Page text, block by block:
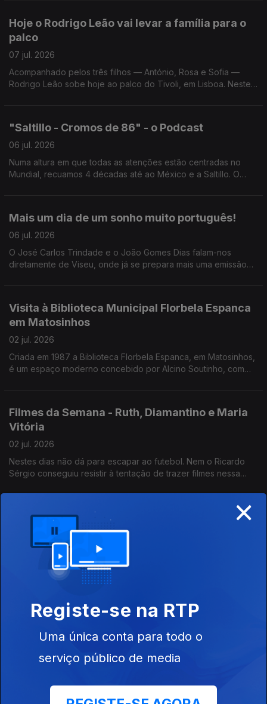
Hoje o Rodrigo Leão vai levar a família para o
palco
07 jul. 2026
Acompanhado pelos três filhos — António, Rosa e Sofia —
Rodrigo Leão sobe hoje ao palco do Tivoli, em Lisboa. Neste
"Saltillo - Cromos de 86" - o Podcast
06 jul. 2026
Numa altura em que todas as atenções estão centradas no
Mundial, recuamos 4 décadas até ao México e a Saltillo. O
Mais um dia de um sonho muito português!
06 jul. 2026
O José Carlos Trindade e o João Gomes Dias falam-nos
diretamente de Viseu, onde já se prepara mais uma emissão
Visita à Biblioteca Municipal Florbela Espanca
em Matosinhos
02 jul. 2026
Criada em 1987 a Biblioteca Florbela Espanca, em Matosinhos,
é um espaço moderno concebido por Alcino Soutinho, com
Filmes da Semana - Ruth, Diamantino e Maria
Vitória
02 jul. 2026
Nestes dias não dá para escapar ao futebol. Nem o Ricardo
Sérgio conseguiu resistir à tentação de trazer filmes nessa
Centros de Ciência Viva juntam-se todos para
celebrar 30 anos
01 jul. 2026
O Pavilhão do Conhecimento recebeu representantes dos
Centros de Ciência Viva de todo país para celebrar o trabalho
conta o João Torgal.
No Centro Ciência Viva do Algarve, aprender é
divertido!
×
Registe-se na RTP
Uma única conta para todo o
serviço público de media